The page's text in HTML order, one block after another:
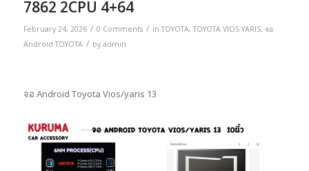
7862 2CPU 4+64
February 24, 2026 / 0 Comments / inTOYOTA,TOYOTA VIOS YARIS, จอ
Android TOYOTA / by admin
จอ Android Toyota Vios/yaris 13